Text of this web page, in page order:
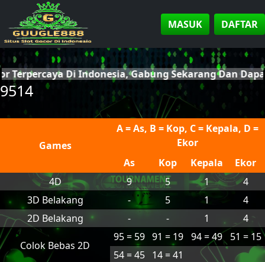
MASUK DAFTAR
Di Indonesia, Gabung Sekarang Dan
9514
Games
A = As, B = Kop, C = Kepala, D =
Ekor
As
Kop Kepala
Ekor
4D
9 5 1
4
3D Belakang
- 5 1
4
2D Belakang
- - 1 4
Colok Bebas 2D
95 = 59 91 = 19 94 = 49
51 = 15
54 = 45 14 = 41